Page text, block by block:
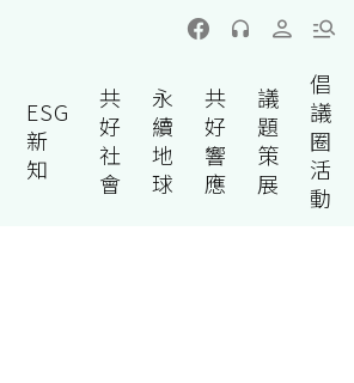
ESG
新
知
共
好
社
會
永
續
地
球
共
好
響
應
議
題
策
展
倡
議
圈
活
動